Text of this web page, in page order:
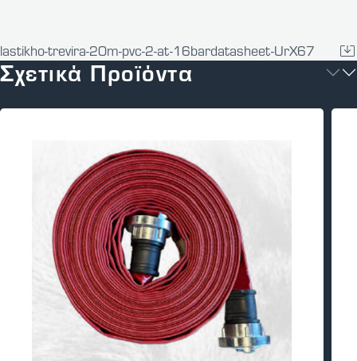
lastikho-trevira-20m-pvc-2-at-16bardatasheet-UrX67
Σχετικά Προϊόντα